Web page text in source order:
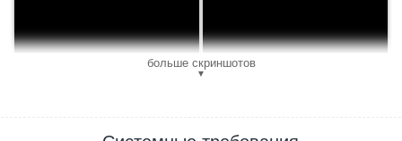
больше скриншотов
▼